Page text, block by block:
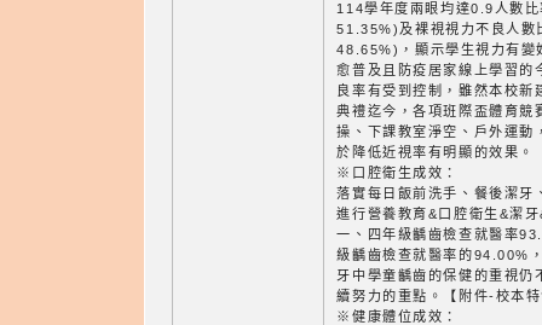
114學年度兩眼均達0.9人數
51.35%)及裸視視力不良人
48.65%)，顯示學生視力有變
愈普及且防疫居家線上學習的
良率有受到控制，雖然本校
典禮迄今，各項班際盃體育競
操、下課教室淨空、戶外運動
於降低近視率有明顯的效果。
※口腔衛生成效：
落實每日飯前洗手、餐後潔牙
進行營養教育&口腔衛生&潔
一、四年級齲齒檢查就醫率
級齲齒檢查就醫率的94.00%
牙中學童齲齒的保健的重視仍
續努力的重點。【附件-校本
※健康體位成效：